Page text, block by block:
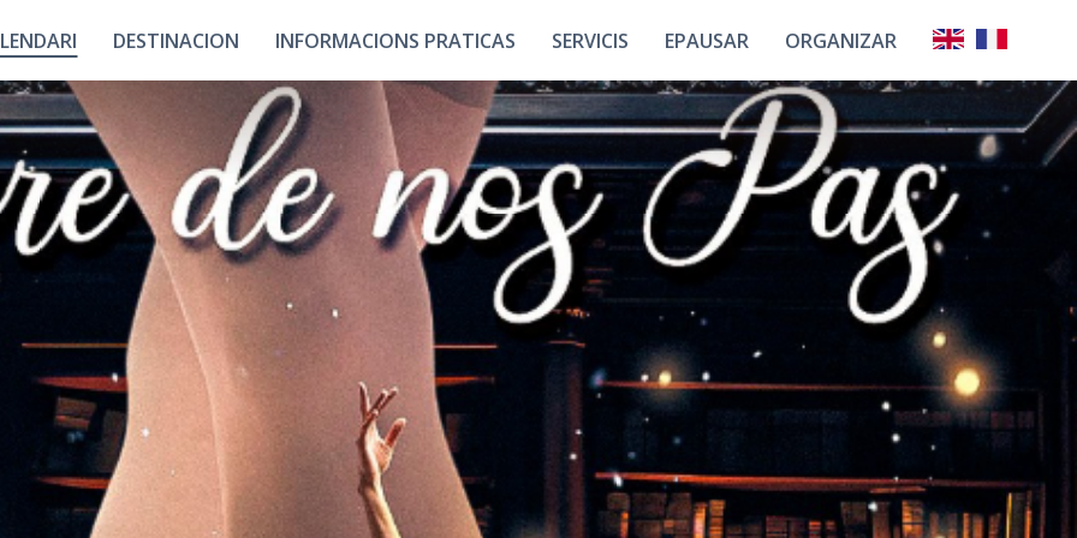
DESTINACION
La Nosta Equipa
Descobrir La Bigòrra
Causir Tarba
INFORMACIONS PRATICAS
Contact
Quin Vénguer ?
SERVICIS
Los Partenaris
Servicis
Los Nostes Atots
EPAUSAR
Union Francesa Deus
Mestièrs De
L’eveniment
Eveniments
ORGANIZAR
Los Espacis
Los Halls
Plan Interactiu